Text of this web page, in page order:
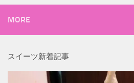
MORE
スイーツ新着記事